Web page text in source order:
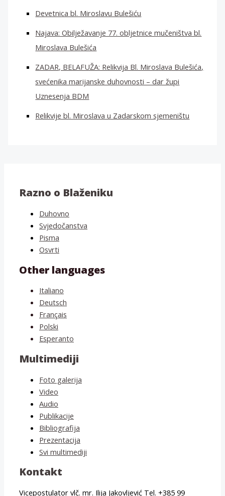
Devetnica bl. Miroslavu Bulešiću
Najava: Obilježavanje 77. obljetnice mučeništva bl.
Miroslava Bulešića
ZADAR, BELAFUŽA: Relikvija Bl. Miroslava Bulešića,
svećenika marijanske duhovnosti – dar župi
Uznesenja BDM
Relikvije bl. Miroslava u Zadarskom sjemeništu
Razno o Blaženiku
Duhovno
Svjedočanstva
Pisma
Osvrti
Other languages
Italiano
Deutsch
Français
Polski
Esperanto
Multimediji
Foto galerija
Video
Audio
Publikacije
Bibliografija
Prezentacija
Svi multimediji
Kontakt
Vicepostulator vlč. mr. Ilija Jakovljević Tel. +385 99